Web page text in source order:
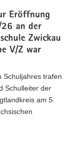
Eröffnung
26 an der
Zwickau
V/Z war
Schuljahres trafen
Schulleiter der
am 5.